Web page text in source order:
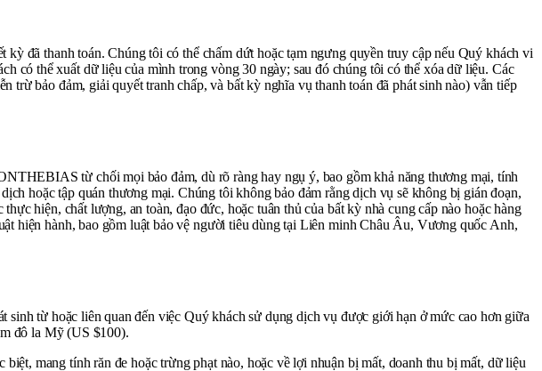
đã thanh toán. Chúng tôi có thể chấm dứt hoặc tạm ngưng quyền truy cập nếu Quý khách vi
có thể xuất dữ liệu của mình trong vòng 30 ngày; sau đó chúng tôi có thể xóa dữ liệu. Các
bảo đảm, giải quyết tranh chấp, và bất kỳ nghĩa vụ thanh toán đã phát sinh nào) vẫn tiếp
từ chối mọi bảo đảm, dù rõ ràng hay ngụ ý, bao gồm khả năng thương mại, tính
hoặc tập quán thương mại. Chúng tôi không bảo đảm rằng dịch vụ sẽ không bị gián đoạn,
hiện, chất lượng, an toàn, đạo đức, hoặc tuân thủ của bất kỳ nhà cung cấp nào hoặc hàng
hiện hành, bao gồm luật bảo vệ người tiêu dùng tại Liên minh Châu Âu, Vương quốc Anh,
từ hoặc liên quan đến việc Quý khách sử dụng dịch vụ được giới hạn ở mức cao hơn giữa
đô la Mỹ (US $100).
mang tính răn đe hoặc trừng phạt nào, hoặc về lợi nhuận bị mất, doanh thu bị mất, dữ liệu